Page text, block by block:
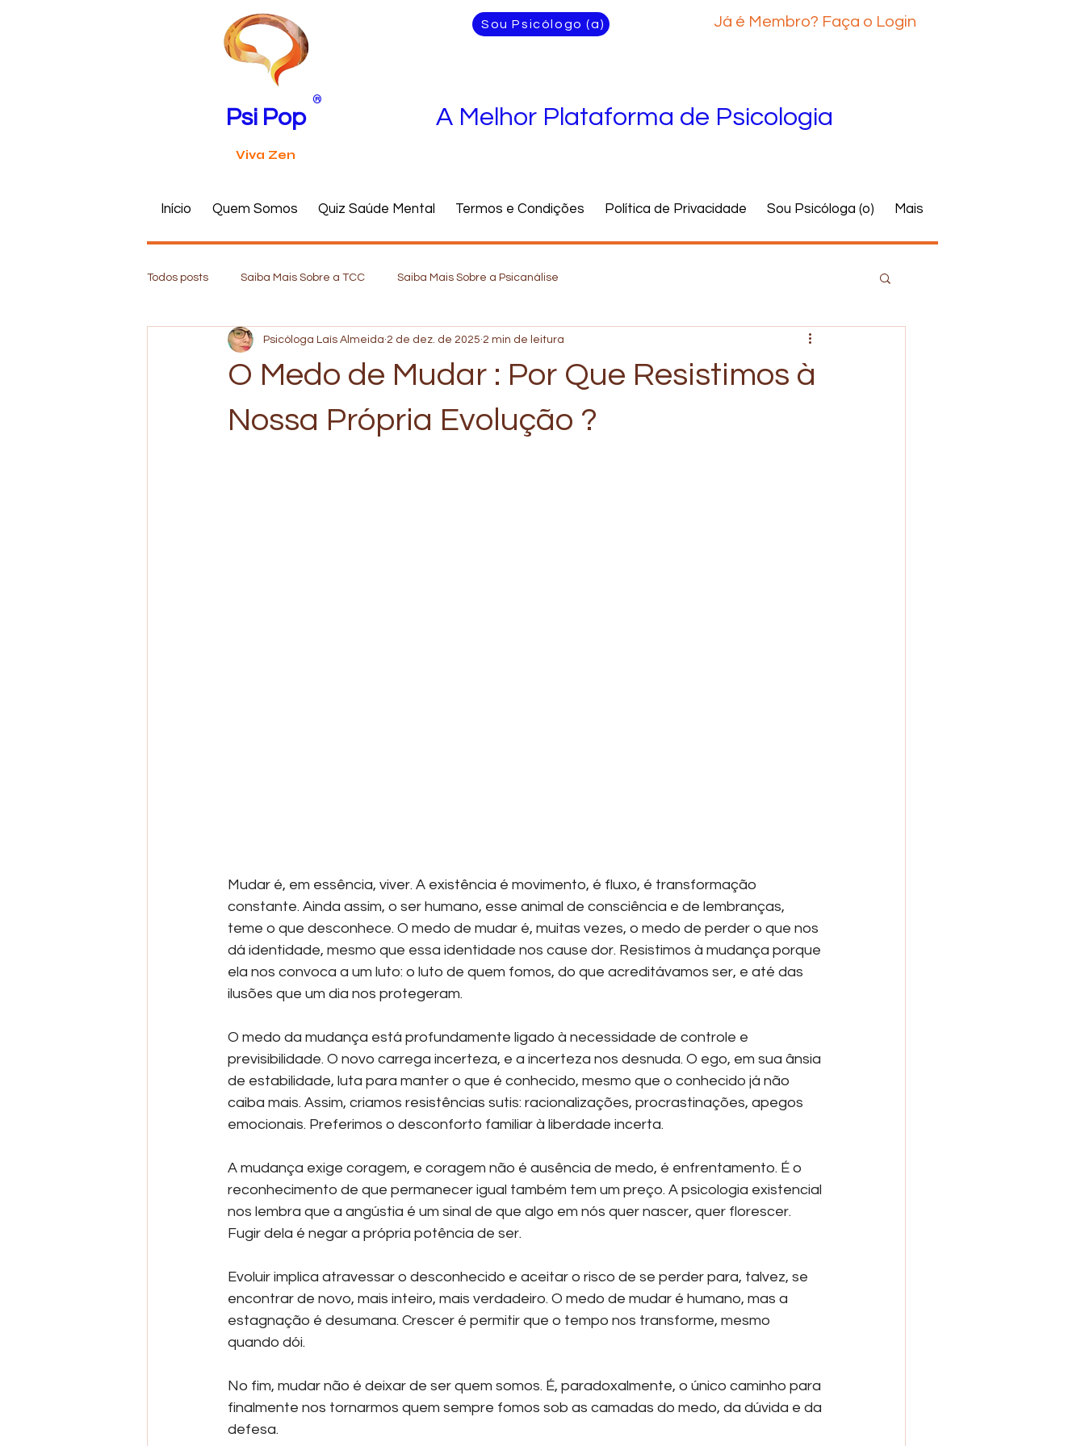
Psi Pop
®
Viva Zen
Sou Psicólogo (a) Já é Membro? Faça o Login
A Melhor Plataforma de Psicologia
Início Quem Somos Quiz Saúde Mental Termos e Condições Política de Privacidade Sou Psicóloga (o) Mais
Todos posts Saiba Mais Sobre a TCC Saiba Mais Sobre a Psicanálise
O Medo de Mudar : Por Que Resistimos à
Nossa Própria Evolução ?
Psicóloga Laís Almeida 2 de dez. de 2025 2 min de leitura
Mudar é, em essência, viver. A existência é movimento, é fluxo, é transformação
constante. Ainda assim, o ser humano, esse animal de consciência e de lembranças,
teme o que desconhece. O medo de mudar é, muitas vezes, o medo de perder o que nos
dá identidade, mesmo que essa identidade nos cause dor. Resistimos à mudança porque
ela nos convoca a um luto: o luto de quem fomos, do que acreditávamos ser, e até das
ilusões que um dia nos protegeram.
O medo da mudança está profundamente ligado à necessidade de controle e
previsibilidade. O novo carrega incerteza, e a incerteza nos desnuda. O ego, em sua ânsia
de estabilidade, luta para manter o que é conhecido, mesmo que o conhecido já não
caiba mais. Assim, criamos resistências sutis: racionalizações, procrastinações, apegos
emocionais. Preferimos o desconforto familiar à liberdade incerta.
A mudança exige coragem, e coragem não é ausência de medo, é enfrentamento. É o
reconhecimento de que permanecer igual também tem um preço. A psicologia existencial
nos lembra que a angústia é um sinal de que algo em nós quer nascer, quer florescer.
Fugir dela é negar a própria potência de ser.
Evoluir implica atravessar o desconhecido e aceitar o risco de se perder para, talvez, se
encontrar de novo, mais inteiro, mais verdadeiro. O medo de mudar é humano, mas a
estagnação é desumana. Crescer é permitir que o tempo nos transforme, mesmo
quando dói.
No fim, mudar não é deixar de ser quem somos. É, paradoxalmente, o único caminho para
finalmente nos tornarmos quem sempre fomos sob as camadas do medo, da dúvida e da
defesa.